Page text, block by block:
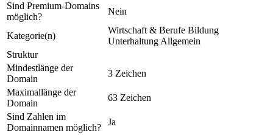
Sind Premium-Domains
möglich?
Nein
Kategorie(n)
Wirtschaft & Berufe Bildung
Unterhaltung Allgemein
Struktur
Mindestlänge der
Domain
3 Zeichen
Maximallänge der
Domain
63 Zeichen
Sind Zahlen im
Domainnamen möglich?
Ja